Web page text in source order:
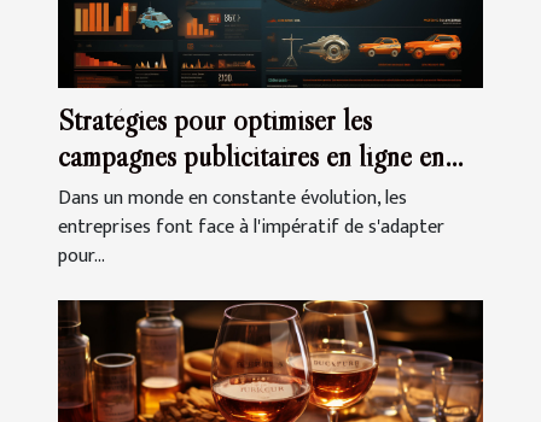
Stratégies pour optimiser les
campagnes publicitaires en ligne en
période de crise
Dans un monde en constante évolution, les
entreprises font face à l'impératif de s'adapter
pour...